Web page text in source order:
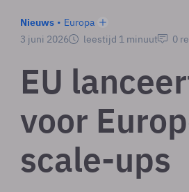
Nieuws
Europa
3 juni 2026
leestijd 1 minuut 0
EU
voor
scale-ups